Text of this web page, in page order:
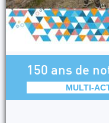
150 ans de
MULTI-